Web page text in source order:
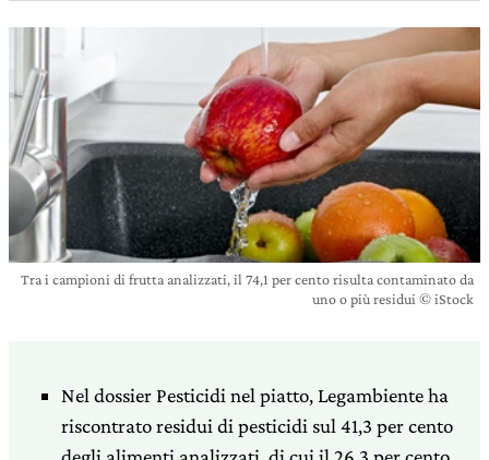
Tra i campioni di frutta analizzati, il 74,1 per cento risulta contaminato da
uno o più residui © iStock
Nel dossier Pesticidi nel piatto, Legambiente ha
riscontrato residui di pesticidi sul 41,3 per cento